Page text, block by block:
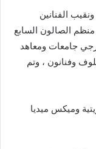
الفنانين
منظم الصالون السابع
جامعات ومعاهد
وفنانون ، وتم
لوحات زيتية وميكس ميديا